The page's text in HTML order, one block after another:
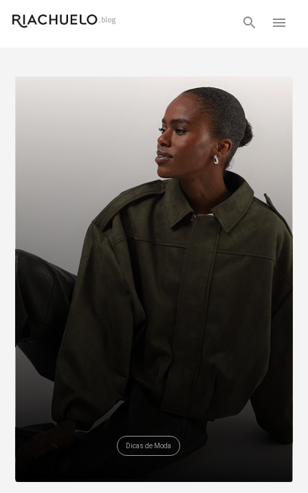
Dicas de Moda